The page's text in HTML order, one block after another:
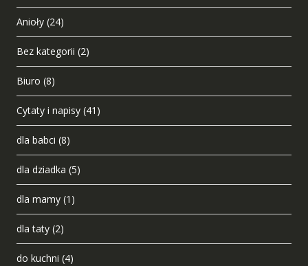
Anioły (24)
Bez kategorii (2)
Biuro (8)
Cytaty i napisy (41)
dla babci (8)
dla dziadka (5)
dla mamy (1)
dla taty (2)
do kuchni (4)